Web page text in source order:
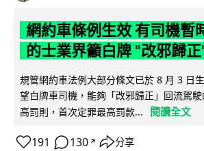
網約車條例生效 有司機暫
的士業界籲白牌 "改邪歸
規管網約車法例大部分條文已於 8 月 3 日
望白牌車司機，能夠「改邪歸正」回流駕
高罰則，首次定罪最高罰款...
閱讀全文
191 130 ↗ 分享